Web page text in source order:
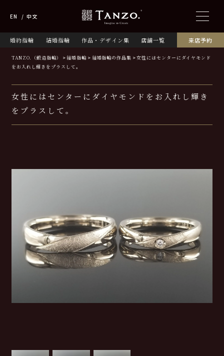
婚約指輪 結婚指輪 作品・デザイン集 店舗一覧 来店予約
EN 中文
TANZO.（鍛造指輪） 結婚指輪 結婚指輪の作品集
女性にはセンターにダイヤモンド
をお入れし輝きをプラスして。
女性にはセンターにダイヤモンドをお入れし輝き
をプラスして。